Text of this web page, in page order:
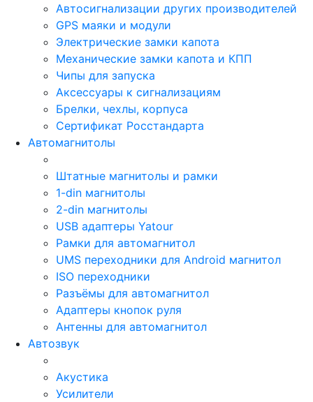
Автосигнализации других производителей
GPS маяки и модули
Электрические замки капота
Механические замки капота и КПП
Чипы для запуска
Аксессуары к сигнализациям
Брелки, чехлы, корпуса
Сертификат Росстандарта
Автомагнитолы
Штатные магнитолы и рамки
1-din магнитолы
2-din магнитолы
USB адаптеры Yatour
Рамки для автомагнитол
UMS переходники для Android магнитол
ISO переходники
Разъёмы для автомагнитол
Адаптеры кнопок руля
Антенны для автомагнитол
Автозвук
Акустика
Усилители